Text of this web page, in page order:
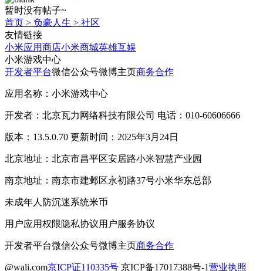
暂时没有帖子~
首页 > 负豪人生 > 社区
友情链接
小米应用商店小米商城英雄互娱
小米游戏中心
开发者平台微信公众号微博主页商务合作
应用名称：小米游戏中心
开发者：北京瓦力网络科技有限公司 电话：010-60606666
版本：13.5.0.70 更新时间：2025年3月24日
北京地址：北京市昌平区安居路小米智慧产业园
南京地址：南京市建邺区永初路37号小米华东总部
未成年人防沉迷系统米币
用户应用权限隐私协议用户服务协议
开发者平台微信公众号微博主页商务合作
@wali.com京ICP证110335号 京ICP备17017388号-1营业执照